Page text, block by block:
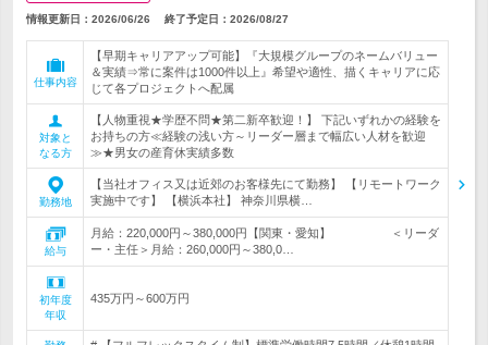
情報更新日：2026/06/26 終了予定日： 2026/08/27
仕事内容
【早期キャリアアップ可能】『大規模グループのネームバリュー
＆実績⇒常に案件は1000件以上』希望や適性、描くキャリアに応
じて各プロジェクトへ配属
対象と
なる方
【人物重視★学歴不問★第二新卒歓迎！】 下記いずれかの経験を
お持ちの方≪経験の浅い方～リーダー層まで幅広い人材を歓迎
≫★男女の産育休実績多数
勤務地
【当社オフィス又は近郊のお客様先にて勤務】 【リモートワーク
実施中です】 【横浜本社】 神奈川県横…
給与
月給：220,000円～380,000円【関東・愛知】 ＜リーダ
ー・主任＞月給：260,000円～380,0…
初年度
年収
435万円～600万円